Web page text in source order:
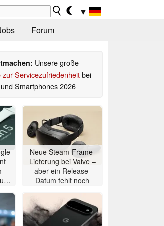
▼
Forum
Unsere große
zur Servicezufriedenheitbei
Smartphones 2026
Neue Steam-Frame-
Lieferung bei Valve –
aber ein Release-
Datum fehlt noch